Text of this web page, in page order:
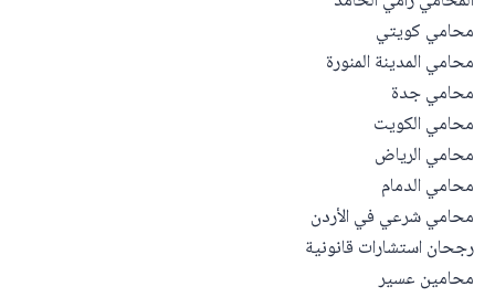
محامي كويتي
محامي المدينة المنورة
محامي جدة
محامي الكويت
محامي الرياض
محامي الدمام
محامي شرعي في الأردن
رجحان استشارات قانونية
محامين عسير